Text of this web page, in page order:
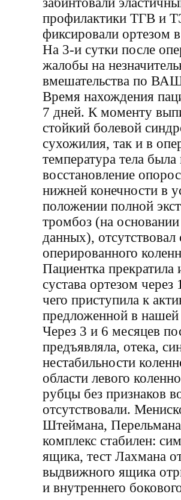
профилактики ТГВ и
фиксировали ортезом
На 3-и сутки после
жалобы на
вмешательства по
Время нахождения
7 дней. К моменту
стойкий болевой
сухожилия, так и в
температура тела
восстановление
нижней конечности в
положении полной
тромбоз (на
данных), отсутствовал
оперированного
Пациентка
сустава ортезом
чего приступила к
предложенной в
Через 3 и 6 месяцев
предъявляла, отека,
нестабильности
области левого
рубцы без признаков
отсутствовали.
Штеймана,
комплекс стабилен:
ящика, тест Лахмана
выдвижного ящика
и внутреннего